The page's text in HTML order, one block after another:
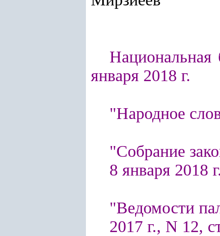
Национальная
января 2018 г.
"Народное
"Собрание
8 января 2018
"Ведомости
2017 г., N 12,